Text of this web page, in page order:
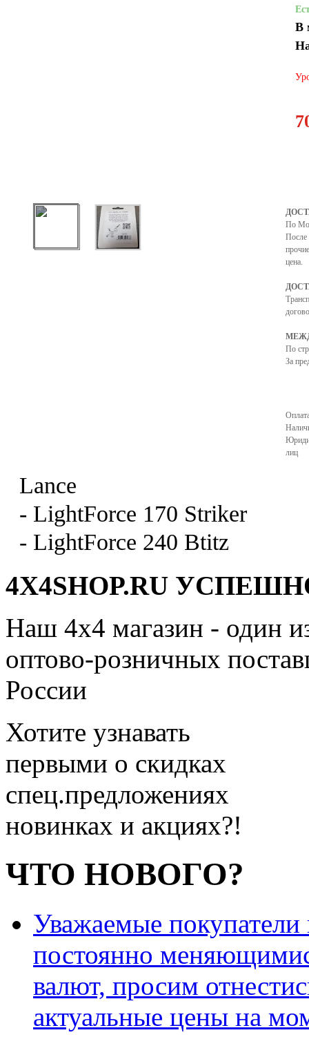
В
По
После
цена.
По
За
лиц
Lance
- LightForce 170 Striker
- LightForce 240 Btitz
4X4SHOP.RU
Наш 4x4 магазин - один
оптово-розничных
России
Хотите узнавать
первыми о скидках
спец.предложениях
новинках и акциях?!
ЧТО НОВОГО?
Уважаемые
постоянно
валют, просим
актуальные цены на